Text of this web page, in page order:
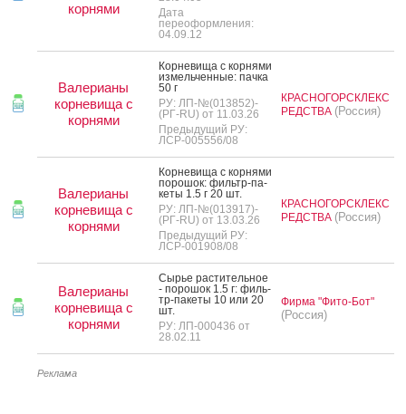
корнями
Дата
переоформления:
04.09.12
Валерианы
корневища с
корнями
Кор­не­вища с кор­ня­ми
из­мель­чен­ные: пач­ка
50 г
РУ: ЛП-№(013852)-
(РГ-RU) от 11.03.26
Предыдущий РУ:
ЛСР-005556/08
КРАСНОГОРСКЛЕКС
РЕДСТВА (Россия)
Валерианы
корневища с
корнями
Кор­не­вища с кор­ня­ми
по­рошок: филь­тр-па­
кеты 1.5 г 20 шт.
РУ: ЛП-№(013917)-
(РГ-RU) от 13.03.26
Предыдущий РУ:
ЛСР-001908/08
КРАСНОГОРСКЛЕКС
РЕДСТВА (Россия)
Валерианы
корневища с
корнями
Сырье рас­ти­тель­ное
- по­рошок 1.5 г: филь­
тр-па­кеты 10 или 20
шт.
РУ: ЛП-000436 от
28.02.11
Фирма "Фито-Бот"
(Россия)
Реклама